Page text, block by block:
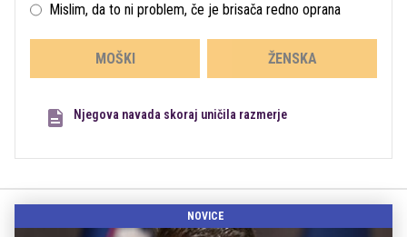
Mislim, da to ni problem, če je brisača redno oprana
MOŠKI ŽENSKA
Njegova navada skoraj uničila razmerje
NOVICE